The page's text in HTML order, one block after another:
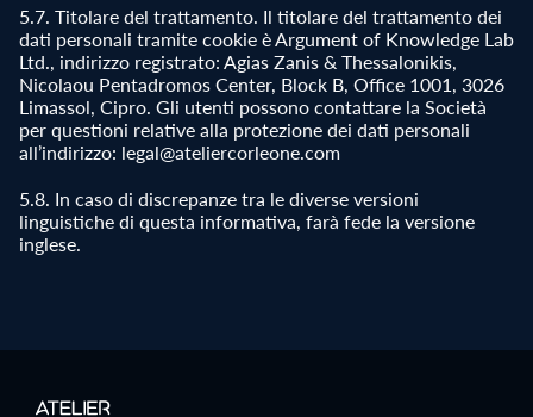
5.7. Titolare del trattamento. Il titolare del trattamento dei
dati personali tramite cookie è Argument of Knowledge Lab
Ltd., indirizzo registrato: Agias Zanis & Thessalonikis,
Nicolaou Pentadromos Center, Block B, Office 1001, 3026
Limassol, Cipro. Gli utenti possono contattare la Società
per questioni relative alla protezione dei dati personali
all’indirizzo: legal@ateliercorleone.com
5.8. In caso di discrepanze tra le diverse versioni
linguistiche di questa informativa, farà fede la versione
inglese.